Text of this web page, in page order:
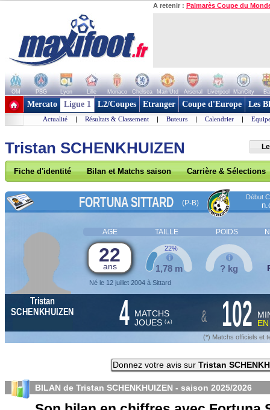
A retenir : Palmarès Coupe du
OM PSG Lyon Lille Monaco Chelsea Man Utd Arsenal Liverpool ManCity
+ de clubs
Mercato Ligue 1 L2/Coupes Etranger Coupe d'Europe Les
Actualité | Résultats & Classement | Buteurs | Calendrier |
Tristan SCHENKHUIZEN
Fiche d'identité Bilan et Matchs saison Carrière & Sélections
FORTUNA SITTARD (P-B)
Début
AGE TAILLE POIDS
22
ans
Né le 12 juillet 2004 à Sittard
1,78 m
22%
? kg
Tristan
SCHENKHUIZEN
4 MATCHS
JOUES (*) & 102
(*) Matchs officiels et
Donnez votre avis sur Tristan
BILAN de Tristan SCHENKHUIZEN - saison 2025/2026